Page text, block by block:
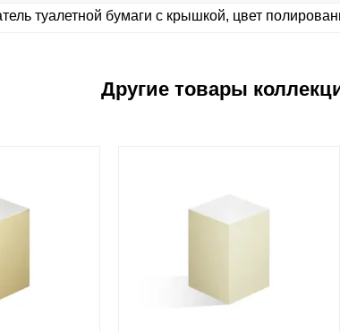
туалетной бумаги с крышкой, цвет